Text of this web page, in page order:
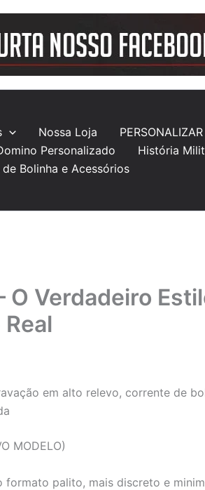
Nossa Loja
Personalizado
História
Bolinha e Acessórios
O Verdadeiro
em alto relevo, corrente de
MODELO)
palito, mais discreto e